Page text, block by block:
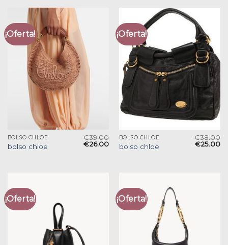
¡Oferta!
BOLSO CHLOE
bolso chloe
€39.00
€26.00
¡Oferta!
BOLSO CHLOE
bolso chloe
€38.00
€25.00
¡Oferta! ¡Oferta!